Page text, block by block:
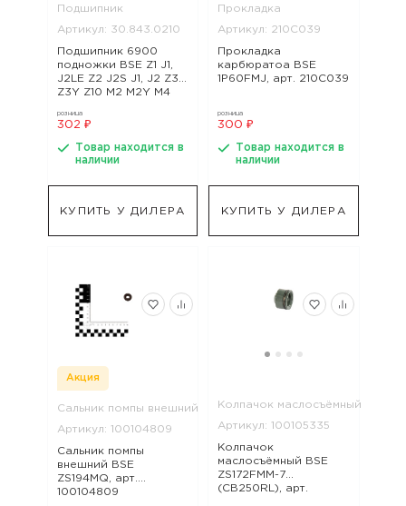
Подшипник
Артикул: 30.843.0210
Подшипник 6900
подножки BSE Z1 J1,
J2LE Z2 J2S J1, J2 Z3
Z3Y Z10 M2 M2Y M4
Z6Y Z7 Z8 Z11 Z5Y RTC
30.843.0210
розница
302 ₽
Товар находится в
наличии
КУПИТЬ У ДИЛЕРА
Прокладка
Артикул: 210C039
Прокладка
карбюратоа BSE
1P60FMJ, арт. 210C039
розница
300 ₽
Товар находится в
наличии
КУПИТЬ У ДИЛЕРА
Акция
Сальник помпы внешний
Артикул: 100104809
Сальник помпы
внешний BSE
ZS194MQ, арт.
100104809
Колпачок маслосъёмный
Артикул: 100105335
Колпачок
маслосъёмный BSE
ZS172FMM-7
(CB250RL), арт.